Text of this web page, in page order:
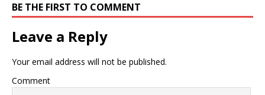
BE THE FIRST TO COMMENT
Leave a Reply
Your email address will not be published.
Comment